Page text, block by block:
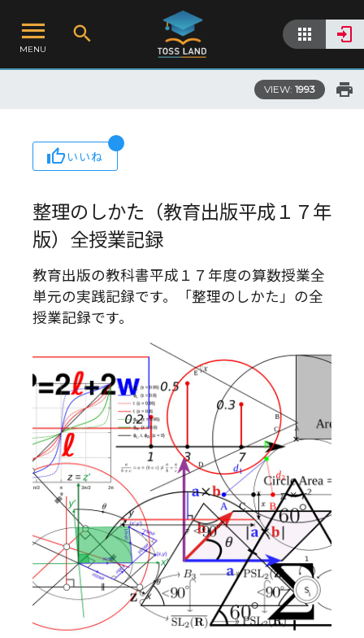
MENU
VIEW: 1993
いいね
整理のしかた（教育出版平成１７年
版）全授業記録
教育出版の教科書平成１７年度の算数授業全
単元の実践記録です。「整理のしかた」の全
授業記録です。